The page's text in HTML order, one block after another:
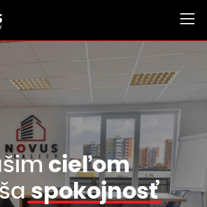
cieľom
spokojnosť